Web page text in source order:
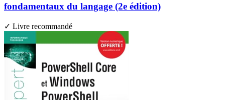
fondamentaux du langage (2e édition)
✓ Livre recommandé